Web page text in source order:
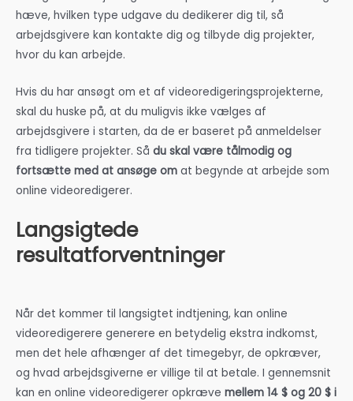
hæve, hvilken type udgave du dedikerer dig til, så
arbejdsgivere kan kontakte dig og tilbyde dig projekter,
hvor du kan arbejde.
Hvis du har ansøgt om et af videoredigeringsprojekterne,
skal du huske på, at du muligvis ikke vælges af
arbejdsgivere i starten, da de er baseret på anmeldelser
fra tidligere projekter. Så du skal være tålmodig og
fortsætte med at ansøge om at begynde at arbejde som
online videoredigerer.
Langsigtede
resultatforventninger
Når det kommer til langsigtet indtjening, kan online
videoredigerere generere en betydelig ekstra indkomst,
men det hele afhænger af det timegebyr, de opkræver,
og hvad arbejdsgiverne er villige til at betale. I gennemsnit
kan en online videoredigerer opkræve mellem 14 $ og 20 $ i